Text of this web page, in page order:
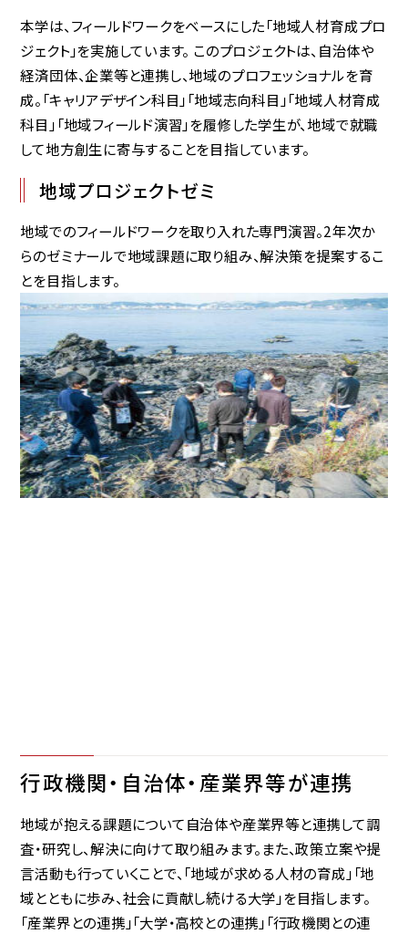
本学は、フィールドワークをベースにした「地域人材育成プロ
ジェクト」を実施しています。 このプロジェクトは、自治体や
経済団体、企業等と連携し、地域のプロフェッショナルを育
成。「キャリアデザイン科目」「地域志向科目」「地域人材育成
科目」「地域フィールド演習」を履修した学生が、地域で就職
して地方創生に寄与することを目指しています。
地域プロジェクトゼミ
地域でのフィールドワークを取り入れた専門演習。2年次か
らのゼミナールで地域課題に取り組み、解決策を提案するこ
とを目指します。
行政機関・自治体・産業界等が連携
地域が抱える課題について自治体や産業界等と連携して調
査・研究し、解決に向けて取り組みます。また、政策立案や提
言活動も行っていくことで、「地域が求める人材の育成」「地
域とともに歩み、社会に貢献し続ける大学」を目指します。
「産業界との連携」「大学・高校との連携」「行政機関との連